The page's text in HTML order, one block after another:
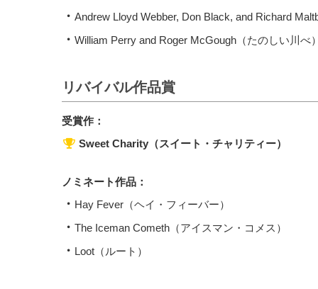
Andrew Lloyd Webber, Don Black, and Richard
William Perry and Roger McGough（たのしい川べ）
リバイバル作品賞
受賞作：
Sweet Charity（スイート・チャリティー）
ノミネート作品：
Hay Fever（ヘイ・フィーバー）
The Iceman Cometh（アイスマン・コメス）
Loot（ルート）